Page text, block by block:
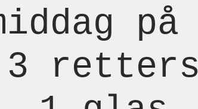
på
3 retters